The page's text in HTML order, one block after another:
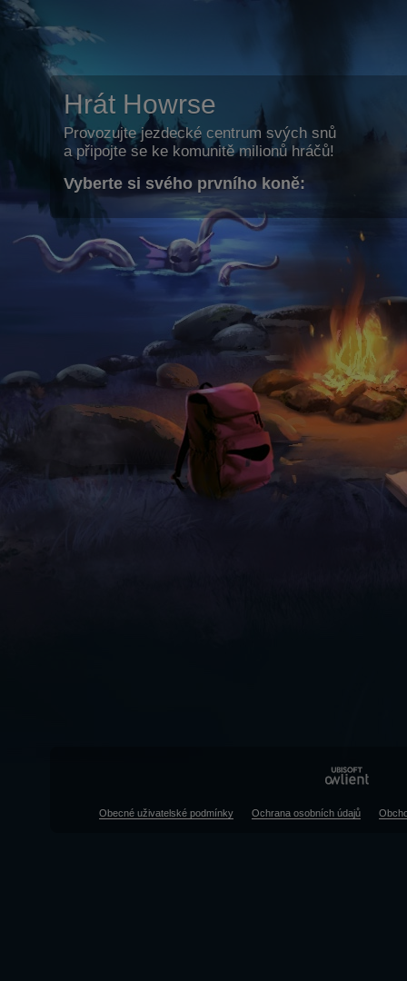
Hrát Howrse
Provozujte jezdecké centrum svých snů
a připojte se ke komunitě milionů hráčů!
Vyberte si svého prvního koně:
Obecné uživatelské podmínky Ochrana osobních údajů